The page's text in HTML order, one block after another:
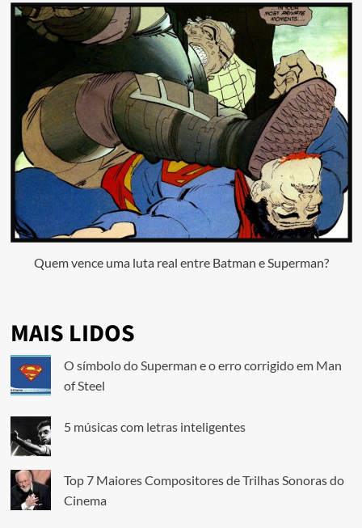
Quem vence uma luta real entre Batman e Superman?
MAIS LIDOS
O símbolo do Superman e o erro corrigido em Man
of Steel
5 músicas com letras inteligentes
Top 7 Maiores Compositores de Trilhas Sonoras do
Cinema